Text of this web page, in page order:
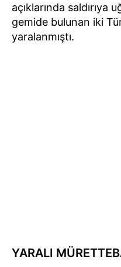
açıklarında saldırıya
gemide bulunan iki
yaralanmıştı.
YARALI